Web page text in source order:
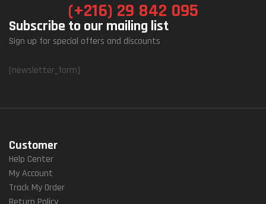
(+216) 29 842 095
Subscribe to our mailing list
Sign up for special offers and discounts
[newsletter_form]
Customer
Help Center
My Account
Track My Order